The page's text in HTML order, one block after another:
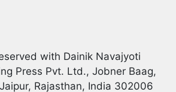
with Dainik Navajyoti
Press Pvt. Ltd., Jobner Baag,
Rajasthan, India 302006